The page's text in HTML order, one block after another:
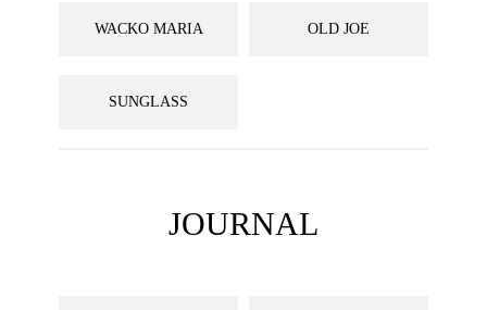
WACKO MARIA OLD JOE
SUNGLASS
JOURNAL